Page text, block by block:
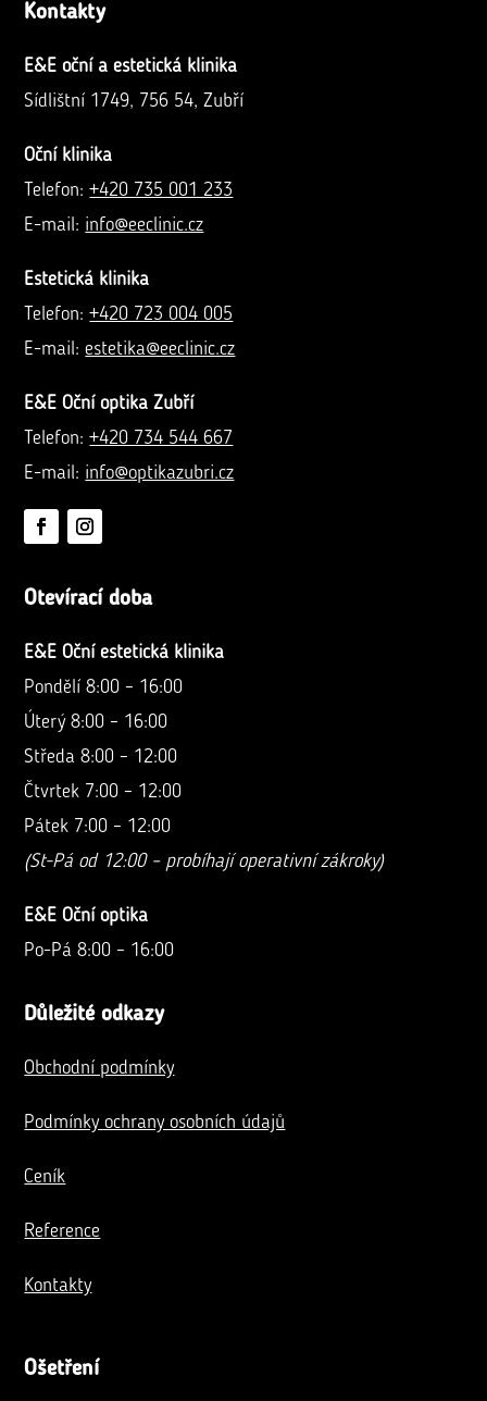
Kontakty
E&E oční a estetická klinika
Sídlištní 1749, 756 54, Zubří
Oční klinika
Telefon:+420 735 001 233
E-mail: info@eeclinic.cz
Estetická klinika
Telefon:+420 723 004 005
E-mail:estetika@eeclinic.cz
E&E Oční optika Zubří
Telefon:+420 734 544 667
E-mail: info@optikazubri.cz
Otevírací doba
E&E Oční estetická klinika
Pondělí 8:00 – 16:00
Úterý 8:00 – 16:00
Středa 8:00 – 12:00
Čtvrtek 7:00 – 12:00
Pátek 7:00 – 12:00
(St-Pá od 12:00 – probíhají operativní zákroky)
E&E Oční optika
Po-Pá 8:00 – 16:00
Důležité odkazy
Obchodní podmínky
Podmínky ochrany osobních údajů
Ceník
Reference
Kontakty
Ošetření